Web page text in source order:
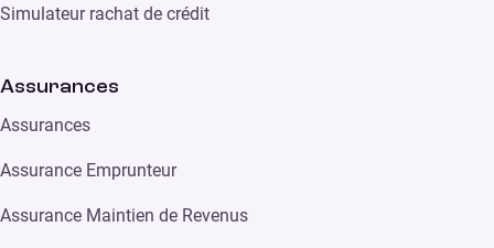
Simulateur rachat de crédit
Assurances
Assurances
Assurance Emprunteur
Assurance Maintien de Revenus